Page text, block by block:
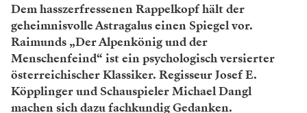
Dem hasszerfressenen Rappelkopf hält der
geheimnisvolle Astragalus einen Spiegel vor.
Raimunds „Der Alpenkönig und der
Menschenfeind“ ist ein psychologisch versierter
österreichischer Klassiker. Regisseur Josef E.
Köpplinger und Schauspieler Michael Dangl
machen sich dazu fachkundig Gedanken.